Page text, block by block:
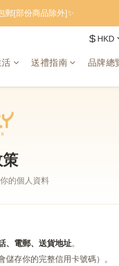
郵[部份商品除外]✨
$ HKD
送禮指南 品牌總
策
的個人資料
、電郵、送貨地址。
存你的完整信用卡號碼）。